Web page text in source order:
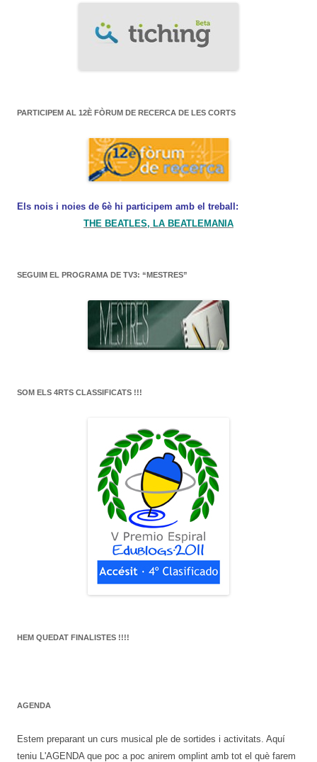
PARTICIPEM AL 12È FÒRUM DE RECERCA DE LES CORTS
Els nois i noies de 6è hi participem amb el treball:
THE BEATLES, LA BEATLEMANIA
SEGUIM EL PROGRAMA DE TV3: “MESTRES”
SOM ELS 4RTS CLASSIFICATS !!!
HEM QUEDAT FINALISTES !!!!
AGENDA
Estem preparant un curs musical ple de sortides i activitats. Aquí
teniu L'AGENDA que poc a poc anirem omplint amb tot el què farem